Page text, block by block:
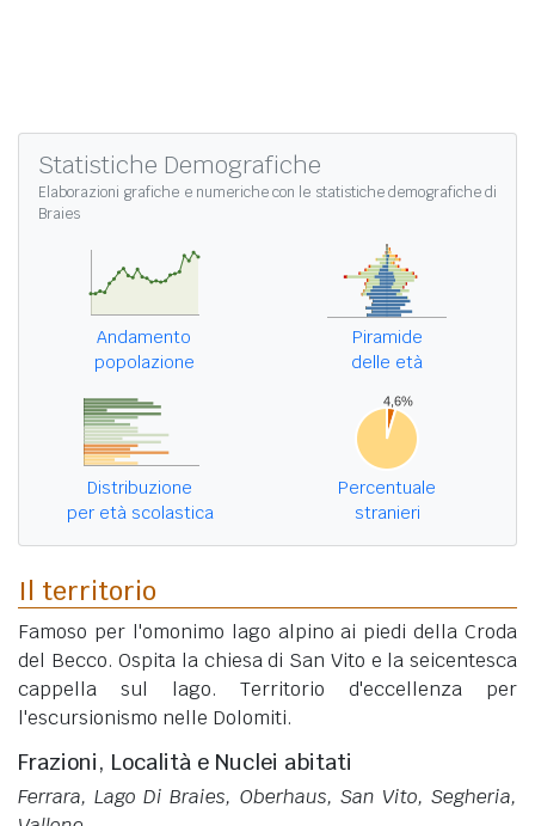
Statistiche Demografiche
Elaborazioni grafiche e numeriche con le statistiche demografiche di
Braies
Andamento
popolazione
Piramide
delle età
Distribuzione
per età scolastica
Percentuale
stranieri
Il territorio
Famoso per l'omonimo lago alpino ai piedi della Croda
del Becco. Ospita la chiesa di San Vito e la seicentesca
cappella sul lago. Territorio d'eccellenza per
l'escursionismo nelle Dolomiti.
Frazioni, Località e Nuclei abitati
Ferrara, Lago Di Braies, Oberhaus, San Vito, Segheria,